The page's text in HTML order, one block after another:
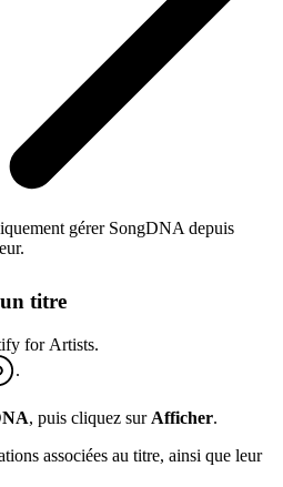
gérer SongDNA depuis
titre
for Artists.
.
, puis cliquez sur Afficher.
associées au titre, ainsi que leur